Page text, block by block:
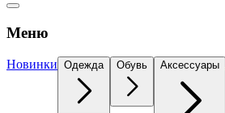
Меню
Новинки Одежда Обувь Аксессуары